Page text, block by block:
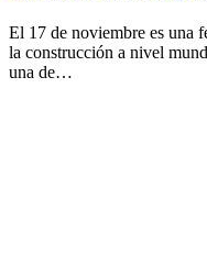
El 17 de noviembre es una
la construcción a nivel
una de…